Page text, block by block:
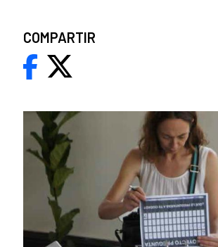
COMPARTIR